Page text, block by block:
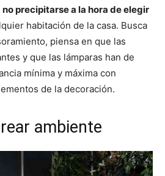
no precipitarse a la hora de elegir
habitación de la casa. Busca
piensa en que las
y que las lámparas han de
mínima y máxima con
de la decoración.
ambiente